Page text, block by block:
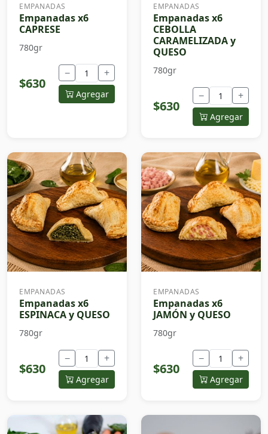
EMPANADAS
Empanadas x6
CAPRESE
780gr
$630
− +
Agregar
EMPANADAS
Empanadas x6
CEBOLLA
CARAMELIZADA y
QUESO
780gr
$630
− +
Agregar
EMPANADAS
Empanadas x6
ESPINACA y QUESO
780gr
$630
− +
Agregar
EMPANADAS
Empanadas x6
JAMÓN y QUESO
780gr
$630
− +
Agregar